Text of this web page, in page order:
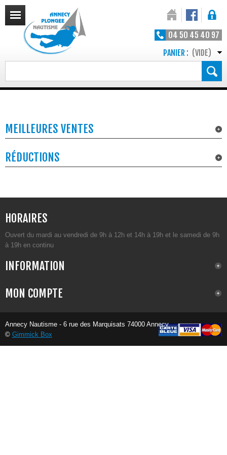
04 50 45 40 97
PANIER : (VIDE)
MEILLEURES VENTES
RÉDUCTIONS
HORAIRES
Ouvert du mardi au vendredi de 9h à 12h et 14h à 19h et le samedi de 9h
à 19h en continu
Annecy Nautisme - 6 rue des Marquisats 74000 Annecy
© Gimmick Box
INFORMATION
MON COMPTE